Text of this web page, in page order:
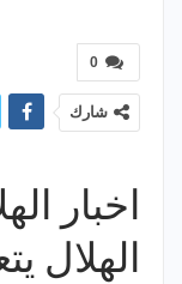
0
شارك
اخبار
الهلال